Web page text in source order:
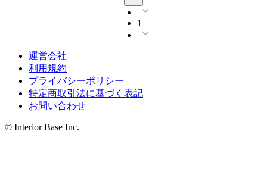
1
運営会社
利用規約
プライバシーポリシー
特定商取引法に基づく表記
お問い合わせ
© Interior Base Inc.